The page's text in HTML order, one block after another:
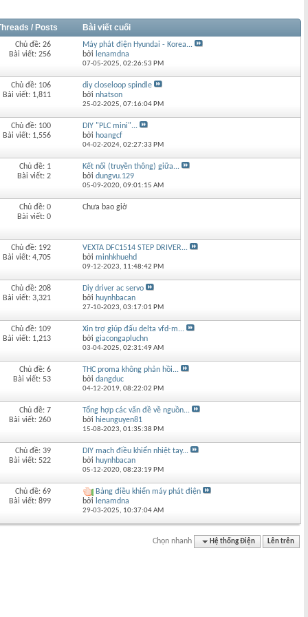
/ Posts Bài viết cuối
Chủ đề: 26
Bài viết: 256
Máy phát điện Hyundai - Korea...
bởi lenamdna
07-05-2025,02:26:53 PM
Chủ đề: 106
Bài viết: 1,811
diy closeloop spindle
bởinhatson
25-02-2025,07:16:04 PM
Chủ đề: 100
Bài viết: 1,556
DIY "PLC mini"...
bởi hoangcf
04-02-2024,02:27:33 PM
Chủ đề: 1
Bài viết: 2
Kết nối (truyền thông) giữa...
bởidungvu.129
05-09-2020,09:01:15 AM
Chủ đề: 0
Bài viết: 0
Chưa bao giờ
Chủ đề: 192
Bài viết: 4,705
VEXTA DFC1514 STEP DRIVER...
bởiminhkhuehd
09-12-2023, 11:48:42 PM
Chủ đề: 208
Bài viết: 3,321
Diy driver ac servo
bởi huynhbacan
27-10-2023,03:17:01 PM
Chủ đề: 109
Bài viết: 1,213
Xin trợ giúp đấu delta vfd-m...
bởigiacongapluchn
03-04-2025,02:31:49 AM
Chủ đề: 6
Bài viết: 53
THC proma không phản hồi...
bởidangduc
04-12-2019,08:22:02 PM
Chủ đề: 7
Bài viết: 260
Tổng hợp các vấn đề về nguồn...
bởi hieunguyen81
15-08-2023,01:35:38 PM
Chủ đề: 39
Bài viết: 522
DIY mạch điều khiển nhiệt tay...
bởi huynhbacan
05-12-2020,08:23:19 PM
Chủ đề: 69
Bài viết: 899
Bảng điều khiển máy phát điện
bởi lenamdna
29-03-2025, 10:37:04 AM
Chọn nhanh Hệ thống Điện Lên trên